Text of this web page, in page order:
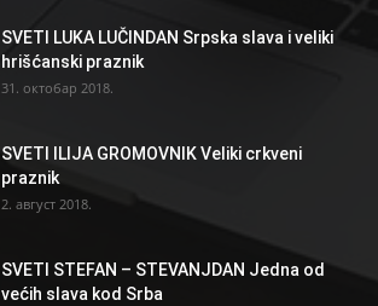
SVETI LUKA LUČINDAN Srpska slava i veliki
hrišćanski praznik
31. октобар 2018.
SVETI ILIJA GROMOVNIK Veliki crkveni
praznik
2. август 2018.
SVETI STEFAN – STEVANJDAN Jedna od
većih slava kod Srba